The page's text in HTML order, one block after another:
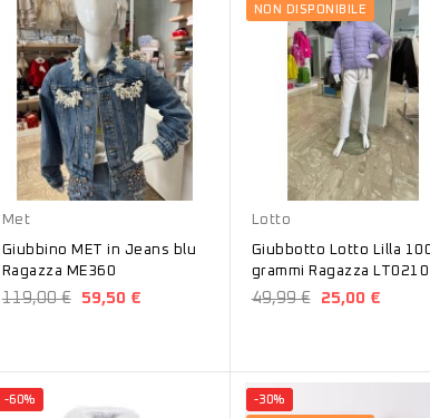
Blu
Met
Giubbino MET in Jeans blu
Ragazza ME360
119,00 € 59,50 €
Glicine
NON DISPONIBILE
Lotto
Giubbotto Lotto Lilla
grammi Ragazza LT0210
49,99 € 25,00 €
-60% -30%